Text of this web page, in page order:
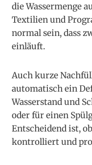
die Wassermenge
Textilien und
normal sein, dass
einläuft.
Auch kurze
automatisch ein
Wasserstand und
oder für einen
Entscheidend ist,
kontrolliert und